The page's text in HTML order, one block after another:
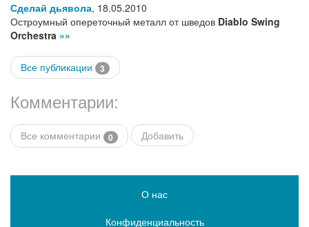
Сделай дьявола, 18.05.2010
Остроумный опереточный металл от шведов Diablo Swing
Orchestra »»
Все публикации 3
Комментарии:
Все комментарии 0 Добавить
О нас
Конфиденциальность